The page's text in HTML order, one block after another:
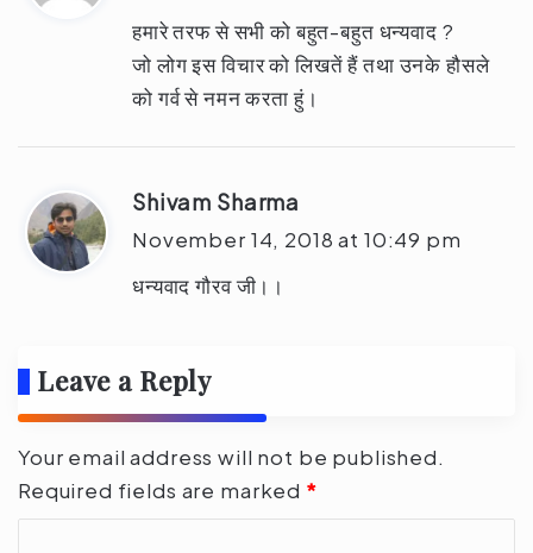
y
s
:
हमारे तरफ से सभी को बहुत-बहुत धन्यवाद ?
जो लोग इस विचार को लिखतें हैं तथा उनके हौसले
को गर्व से नमन करता हुं।
Shivam Sharma
a
November 14, 2018 at 10:49 pm
धन्यवाद गौरव जी।।
Leave a Reply
Your email address will not be published.
Required fields are marked *